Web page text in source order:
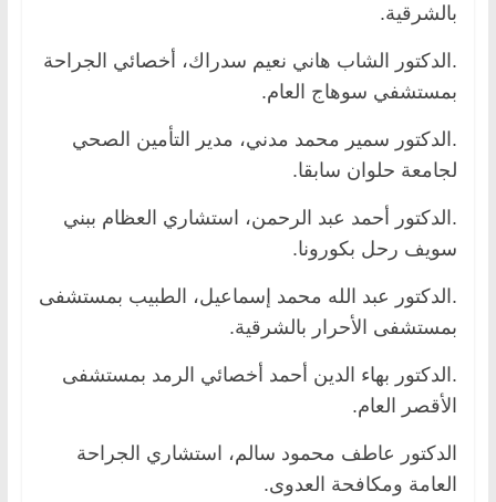
بالشرقية.
.الدكتور الشاب هاني نعيم سدراك، أخصائي الجراحة
بمستشفي سوهاج العام.
.الدكتور سمير محمد مدني، مدير التأمين الصحي
لجامعة حلوان سابقا.
.الدكتور أحمد عبد الرحمن، استشاري العظام ببني
سويف رحل بكورونا.
.الدكتور عبد الله محمد إسماعيل، الطبيب بمستشفى
بمستشفى الأحرار بالشرقية.
.الدكتور بهاء الدين أحمد أخصائي الرمد بمستشفى
الأقصر العام.
الدكتور عاطف محمود سالم، استشاري الجراحة
العامة ومكافحة العدوى.